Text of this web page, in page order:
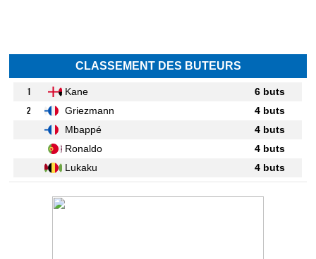
CLASSEMENT DES BUTEURS
1 Kane
6 buts
2
Griezmann
4 buts
Mbappé
4 buts
Ronaldo
4 buts
Lukaku
4 buts